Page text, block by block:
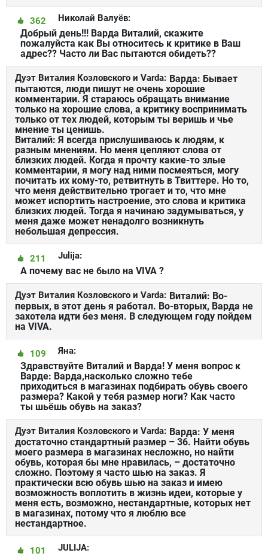
Николай Валуёв:
362
Добрый день!!! Варда Виталий, скажите
пожалуйста как Вы относитесь к критике в Ваш
адрес?? Часто ли Вас пытаются обидеть??
Дуэт Виталия Козловского и Varda: Варда: Бывает
пытаются, люди пишут не очень хорошие
комментарии. Я стараюсь обращать внимание
только на хорошие слова, а критику воспринимать
только от тех людей, которым ты веришь и чье
мнение ты ценишь.
Виталий: Я всегда прислушиваюсь к людям, к
разным мнениям. Но меня цепляют слова от
близких людей. Когда я прочту какие-то злые
комментарии, я могу над ними посмеяться, могу
почитать их кому-то, ретвитнуть в Твиттере. Но то,
что меня действительно трогает и то, что мне
может испортить настроение, это слова и критика
близких людей. Тогда я начинаю задумываться, у
меня даже может ненадолго возникнуть
небольшая депрессия.
Julija:
211
А почему вас не было на VIVA ?
Дуэт Виталия Козловского и Varda: Виталий: Во-
первых, в этот день я работал. Во-вторых, Варда не
захотела идти без меня. В следующем году пойдем
на VIVA.
Яна:
109
Здравствуйте Виталий и Варда! У меня вопрос к
Варде: Варда,насколько сложно тебе
приходиться в магазинах подбирать обувь своего
размера? Какой у тебя размер ноги? Как часто
ты шьёшь обувь на заказ?
Дуэт Виталия Козловского и Varda: Варда: У меня
достаточно стандартный размер – 36. Найти обувь
моего размера в магазинах несложно, но найти
обувь, которая бы мне нравилась, – достаточно
сложно. Поэтому я часто шью на заказ. Я
практически всю обувь шью на заказ и имею
возможность воплотить в жизнь идеи, которые у
меня есть, возможно, нестандартные, которых нет
в магазинах, потому что я люблю все
нестандартное.
JULIJA:
101